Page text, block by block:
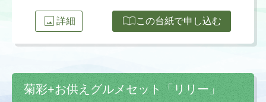
image 詳細 import_contactsこの台紙で申し込む
菊彩+お供えグルメセット「リリー」